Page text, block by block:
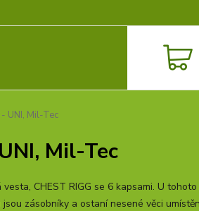
UNI, Mil-Tec
Mil-Tec
vesta, CHEST RIGG se 6 kapsami. U
jsou zásobníky a ostaní nesené věci